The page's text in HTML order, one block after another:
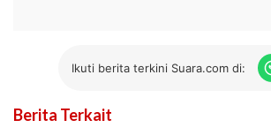
Ikuti berita terkini Suara.com di:
Berita Terkait